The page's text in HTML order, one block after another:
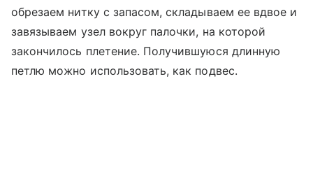
обрезаем нитку с запасом, складываем ее вдвое и
завязываем узел вокруг палочки, на которой
закончилось плетение. Получившуюся длинную
петлю можно использовать, как подвес.